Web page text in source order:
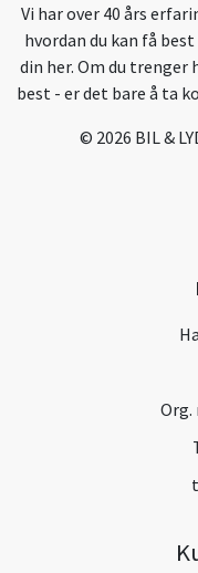
Vi har over 40 års
hvordan du kan få
din her. Om du
best - er det bare å ta
© 2026 BIL &
Org.